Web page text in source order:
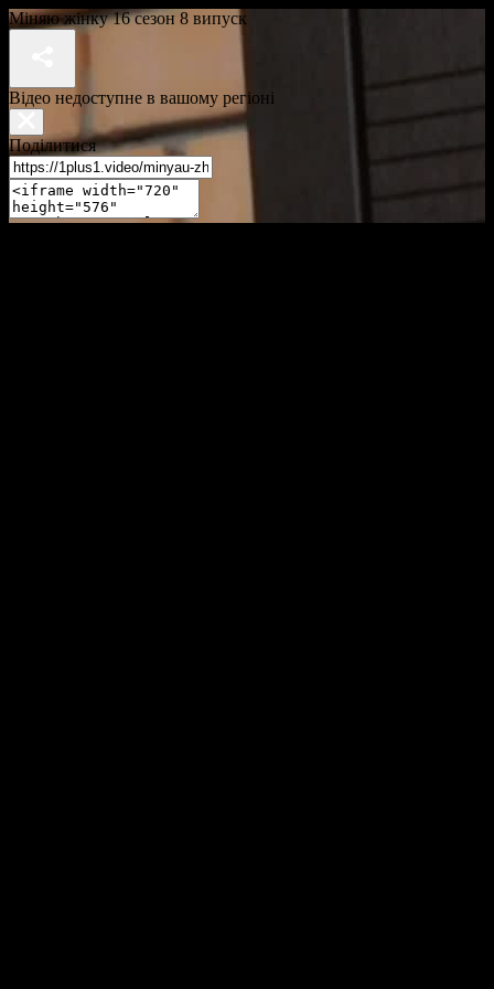
Міняю жінку 16 сезон 8 випуск
Відео недоступне в вашому регіоні
Поділитися